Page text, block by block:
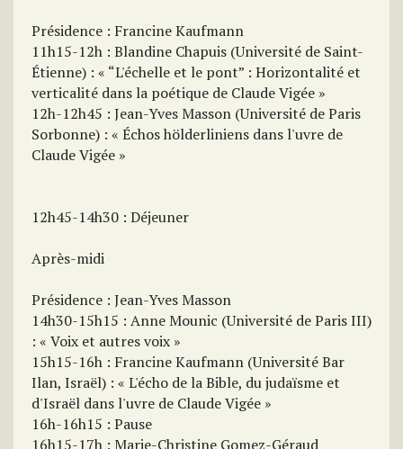
Présidence : Francine Kaufmann
11h15-12h : Blandine Chapuis (Université de Saint-
Étienne) : « “L'échelle et le pont” : Horizontalité et
verticalité dans la poétique de Claude Vigée »
12h-12h45 : Jean-Yves Masson (Université de Paris
Sorbonne) : « Échos hölderliniens dans l'uvre de
Claude Vigée »
12h45-14h30 : Déjeuner
Après-midi
Présidence : Jean-Yves Masson
14h30-15h15 : Anne Mounic (Université de Paris III)
: « Voix et autres voix »
15h15-16h : Francine Kaufmann (Université Bar
Ilan, Israël) : « L'écho de la Bible, du judaïsme et
d'Israël dans l'uvre de Claude Vigée »
16h-16h15 : Pause
16h15-17h : Marie-Christine Gomez-Géraud